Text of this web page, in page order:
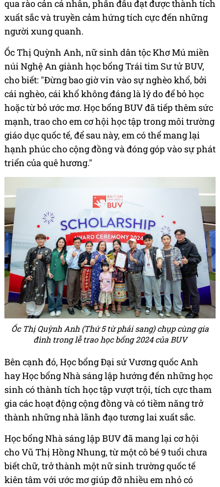
qua rào cản cá nhân, phấn đấu đạt được thành tích
xuất sắc và truyền cảm hứng tích cực đến những
người xung quanh.
Ốc Thị Quỳnh Anh, nữ sinh dân tộc Khơ Mú miền
núi Nghệ An giành học bổng Trái tim Sư tử BUV,
cho biết: "Đừng bao giờ vin vào sự nghèo khổ, bởi
cái nghèo, cái khổ không đáng là lý do để bỏ học
hoặc từ bỏ ước mơ. Học bổng BUV đã tiếp thêm sức
mạnh, trao cho em cơ hội học tập trong môi trường
giáo dục quốc tế, để sau này, em có thể mang lại
hạnh phúc cho cộng đồng và đóng góp vào sự phát
triển của quê hương."
Ốc Thị Quỳnh Anh (Thứ 5 từ phải sang) chụp cùng gia
đình trong lễ trao học bổng 2024 của BUV
Bên cạnh đó, Học bổng Đại sứ Vương quốc Anh
hay Học bổng Nhà sáng lập hướng đến những học
sinh có thành tích học tập vượt trội, tích cực tham
gia các hoạt động cộng đồng và có tiềm năng trở
thành những nhà lãnh đạo tương lai xuất sắc.
Học bổng Nhà sáng lập BUV đã mang lại cơ hội
cho Vũ Thị Hồng Nhung, từ một cô bé 9 tuổi chưa
biết chữ, trở thành một nữ sinh trường quốc tế
kiên tâm với ước mơ giúp đỡ nhiều em nhỏ có